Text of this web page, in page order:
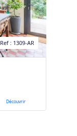
Ref : 1309-AR
Découvrir